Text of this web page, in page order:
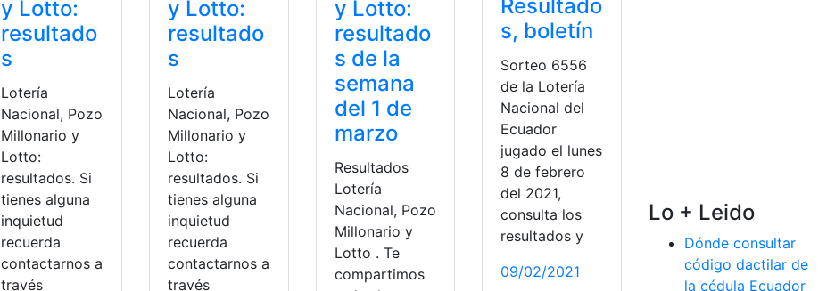
y Lotto:
resultado
s
Lotería
Nacional, Pozo
Millonario y
Lotto:
resultados. Si
tienes alguna
inquietud
recuerda
contactarnos a
través
y Lotto:
resultado
s
Lotería
Nacional, Pozo
Millonario y
Lotto:
resultados. Si
tienes alguna
inquietud
recuerda
contactarnos a
través
y Lotto:
resultado
s de la
semana
del 1 de
marzo
Resultados
Lotería
Nacional, Pozo
Millonario y
Lotto . Te
compartimos
Resultado
s, boletín
Sorteo 6556
de la Lotería
Nacional del
Ecuador
jugado el lunes
8 de febrero
del 2021,
consulta los
resultados y
09/02/2021
Lo + Leido
Dónde consultar
código dactilar de
la cédula Ecuador